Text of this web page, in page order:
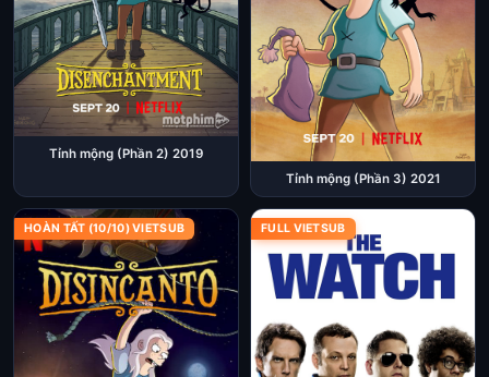
Tỉnh mộng (Phần 2) 2019
Tỉnh mộng (Phần 3) 2021
HOÀN TẤT (10/10) VIETSUB FULL VIETSUB